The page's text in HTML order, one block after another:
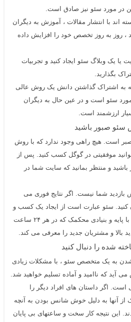
در مورد سئو نیز صادق است.
اند با انتشار مقالات ، آموزش به دیگران
روز به روز تخصص خود را افزایش داده
یا یک وبلاگ سئو ایجاد کنید و تجربیات
بگذارید.
به اشتراک گذاشتن دانش یک روش عالی
سئو است و در عین حال به دیگران
ارزشمند است.
سئو صبور باشید
است. هیچ راهی وجود ندارد که با روش
موفقیتی در گوگل کسب کنید. پس از
باشید و منتظر بمانید که سایت شما در
بازدید شما نیست. اگر نتایج فوری می
سئو عبارت است از ایجاد یک کسب و
کار آنلاین پایدار و طولانی مدت با پایه و بنیادی محکمک که در هر ۲۴ ساعت
بالا و مشتریان جدید را معرفی می کند.
شده را دنبال کنید
شدن به یک متخصص سئو ، با مشکلات زیادی
آید که ناامید و آماده تسلیم خواهید شد.
است. اگر داستان های افراد دیگر را
از آنها به دلیل خوش شانس بودن به آنچه
این نتیجه کار سخت و ساعتهای بی پایان